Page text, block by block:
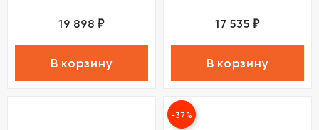
19 898₽
В корзину
17 535₽
В корзину
-37%